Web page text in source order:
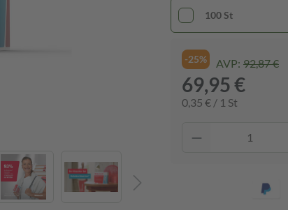
100 St
-25% AVP: 92,87 €
69,95 €
0,35 € / 1 St